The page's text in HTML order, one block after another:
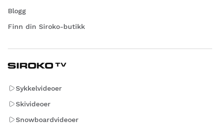
Blogg
Finn din Siroko-butikk
Sykkelvideoer
Skivideoer
Snowboardvideoer